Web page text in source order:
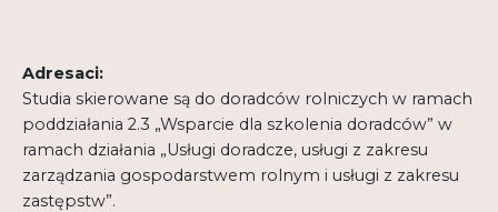
Adresaci:
Studia skierowane są do doradców rolniczych w ramach
poddziałania 2.3 „Wsparcie dla szkolenia doradców” w
ramach działania „Usługi doradcze, usługi z zakresu
zarządzania gospodarstwem rolnym i usługi z zakresu
zastępstw”.